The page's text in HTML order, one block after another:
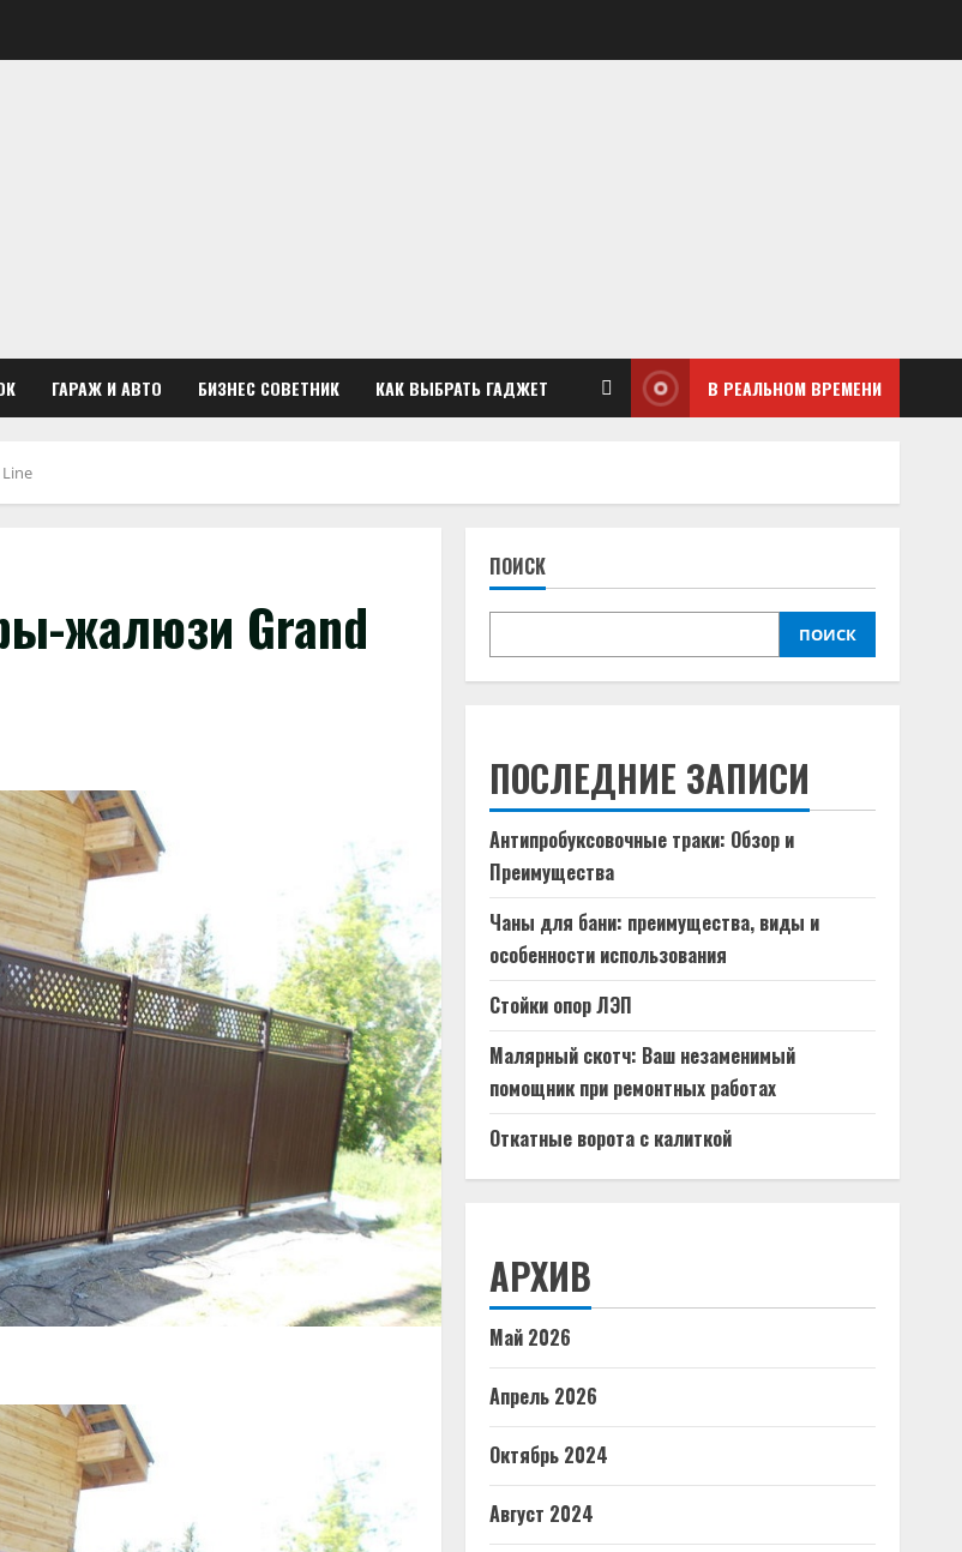
ГАРАЖ И АВТО БИЗНЕС СОВЕТНИК КАК ВЫБРАТЬ ГАДЖЕТ В РЕАЛЬНОМ ВРЕМЕНИ
жалюзи Grand
ПОИСК
ПОИСК
ПОСЛЕДНИЕ ЗАПИСИ
Антипробуксовочные траки: Обзор и
Преимущества
Чаны для бани: преимущества, виды и
особенности использования
Стойки опор ЛЭП
Малярный скотч: Ваш незаменимый
помощник при ремонтных работах
Откатные ворота с калиткой
АРХИВ
Май 2026
Апрель 2026
Октябрь 2024
Август 2024